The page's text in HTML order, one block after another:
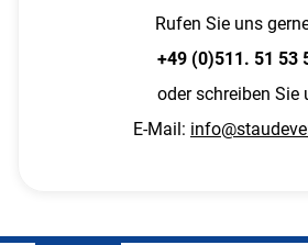
Rufen Sie uns
+49 (0)511. 51 53
oder schreiben Sie
E-Mail: